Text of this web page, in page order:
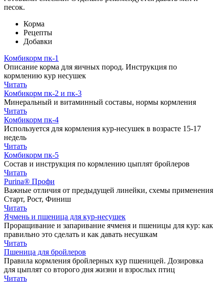
песок.
Корма
Рецепты
Добавки
Комбикорм пк-1
Описание корма для яичных пород. Инструкция по
кормлению кур несушек
Читать
Комбикорм пк-2 и пк-3
Минеральный и витаминный составы, нормы кормления
Читать
Комбикорм пк-4
Используется для кормления кур-несушек в возрасте 15-17
недель
Читать
Комбикорм пк-5
Состав и инструкция по кормлению цыплят бройлеров
Читать
Purina® Профи
Важные отличия от предыдущей линейки, схемы применения
Старт, Рост, Финиш
Читать
Ячмень и пшеница для кур-несушек
Проращивание и запаривание ячменя и пшеницы для кур: как
правильно это сделать и как давать несушкам
Читать
Пшеница для бройлеров
Правила кормления бройлерных кур пшеницей. Дозировка
для цыплят со второго дня жизни и взрослых птиц
Читать